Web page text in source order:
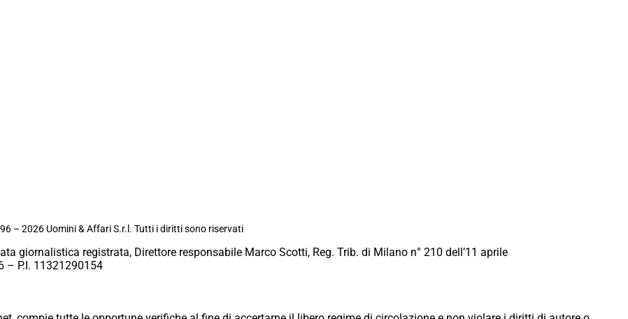
– 2026 Uomini & Affari S.r.l. Tutti i diritti sono riservati
giornalistica registrata, Direttore responsabile Marco Scotti, Reg. Trib. di Milano n° 210 dell’11 aprile
– P.I. 11321290154